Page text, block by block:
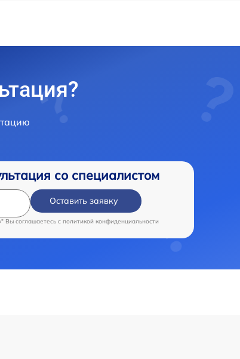
со специалистом
Оставить заявку
Вы соглашаетесь c политикой конфиденциальности